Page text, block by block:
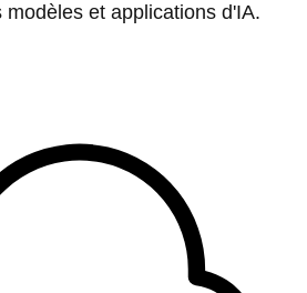
et applications d'IA.